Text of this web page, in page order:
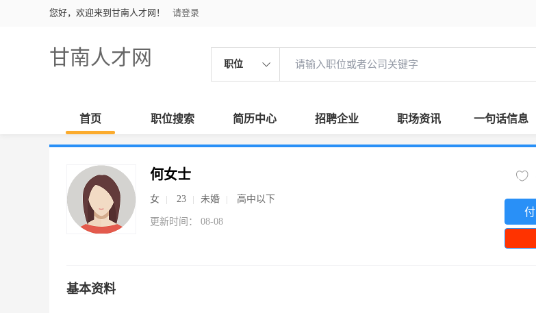
您好，欢迎来到甘南人才网！ 请登录
甘南人才网 职位
首页 职位搜索 简历中心 招聘企业 职场资讯 一句话信息
何女士
女 23 未婚 高中以下
更新时间： 08-08
基本资料